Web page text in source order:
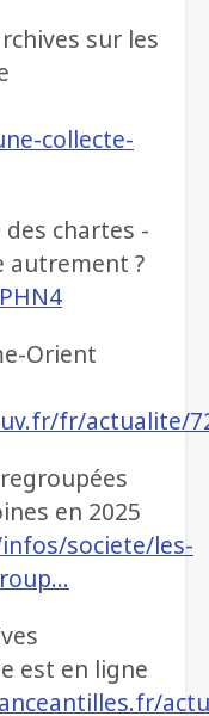
sur les
collecte-
chartes -
autrement ?
Orient
fr/actualite/
en 2025
societe/les-
est en ligne